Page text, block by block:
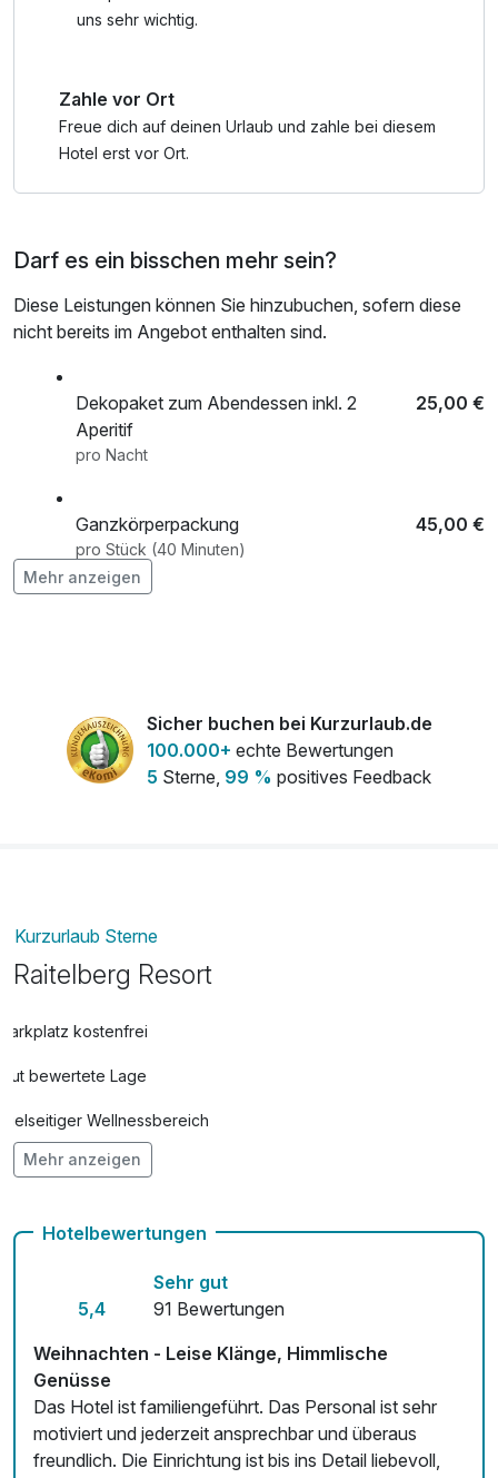
uns sehr wichtig.
Zahle vor Ort
Freue dich auf deinen Urlaub und zahle bei diesem
Hotel erst vor Ort.
Darf es ein bisschen mehr sein?
Diese Leistungen können Sie hinzubuchen, sofern diese
nicht bereits im Angebot enthalten sind.
Dekopaket zum Abendessen inkl. 2
Aperitif
25,00 €
pro Nacht
Ganzkörperpackung 45,00 €
pro Stück (40 Minuten)
Romantisch dekoriertes Zimmer 50,00 €
pro Aufenthalt
Teilkörpermassage 34,00 €
Mehr anzeigen
Sicher buchen bei Kurzurlaub.de
100.000+ echte Bewertungen
5 Sterne, 99 % positives Feedback
Kurzurlaub Sterne
Raitelberg Resort
Parkplatz kostenfrei
Gut bewertete Lage
Vielseitiger Wellnessbereich
Hunde im Hotel erlaubt für 15,00 € pro Stück / Tag
Kostenloses W-LAN
Zimmerservice verfügbar
Mit Hotelbar
Mehr anzeigen
Hotelbewertungen
5,4
Sehr gut
91 Bewertungen
Weihnachten - Leise Klänge, Himmlische
Genüsse
Das Hotel ist familiengeführt. Das Personal ist sehr
motiviert und jederzeit ansprechbar und überaus
freundlich. Die Einrichtung ist bis ins Detail liebevoll,